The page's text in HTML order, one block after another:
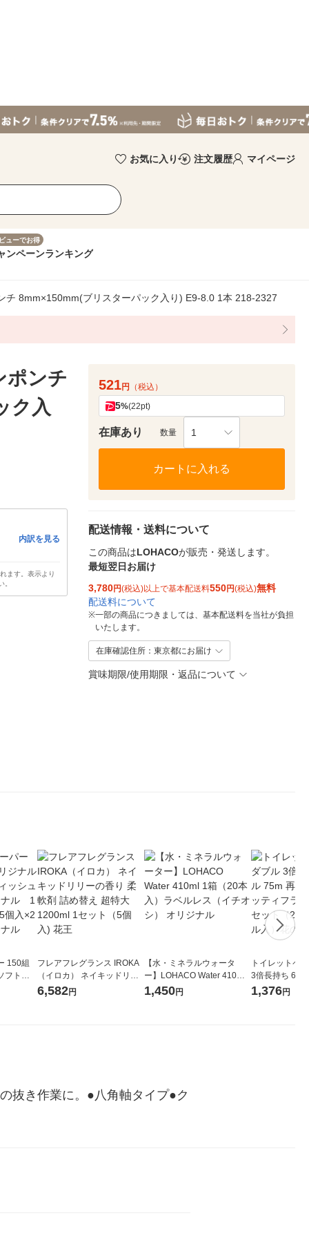
お気に入り 注文履歴 マイページ
ューでお得
ンペーンランキング
チ 8mm×150mm(ブリスターパック入り) E9-8.0 1本 218-2327
ポンチ
ク入
内訳を見る
ます。表示より
。
521円 （税込）
5%(22pt)
在庫あり 数量 1
カートに入れる
配送情報・送料について
この商品はLOHACOが販売・発送します。
最短翌日お届け
3,780円(税込)以上で基本配送料550円(税込)無料
配送料について
※一部の商品につきましては、基本配送料を当社が負担
いたします。
在庫確認住所：東京都にお届け
賞味期限/使用期限・返品について
150組
フトパ
オナ オ
フレアフレグランス IROKA
（イロカ） ネイキッドリリ
ーの香り 柔軟剤 詰め替え 超
6,582円
【水・ミネラルウォータ
ー】LOHACO Water 410ml
1箱（20本入）ラベルレス
1,450円
トイレットペ
3倍長持ち 6ロール
紙配合 スコッ
1,376円
抜き作業に。●八角軸タイプ●ク